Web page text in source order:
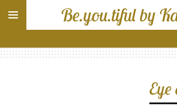
Ga
direct
de
Be.you.tiful by
Eye